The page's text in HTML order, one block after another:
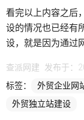
看完以上内容之后
设的情况也已经有
设，就是因为通过
查派网建
发布于：
标签：
外贸企业网
外贸独立站建设